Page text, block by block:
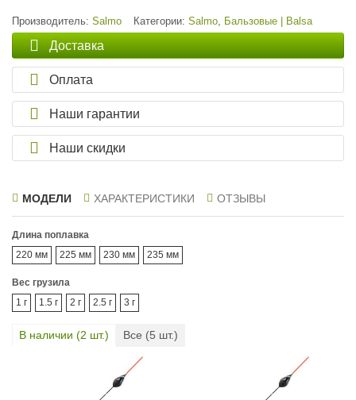
Производитель: Salmo Категории: Salmo, Бальзовые | Balsa
Доставка
Оплата
Наши гарантии
Наши скидки
МОДЕЛИ ХАРАКТЕРИСТИКИ ОТЗЫВЫ
Длина поплавка
220 мм
225 мм 230 мм 235 мм
Вес грузила
1 г
1.5 г 2 г 2.5 г 3 г
В наличии (2 шт.) Все (5 шт.)